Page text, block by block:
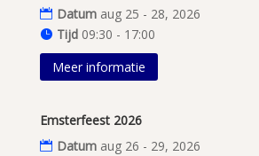
Datum aug 25 - 28, 2026
Tijd 09:30 - 17:00
Meer informatie
Emsterfeest 2026
Datum aug 26 - 29, 2026